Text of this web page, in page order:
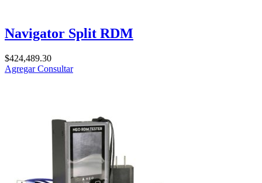
Navigator Split RDM
$424,489.30
AgregarConsultar